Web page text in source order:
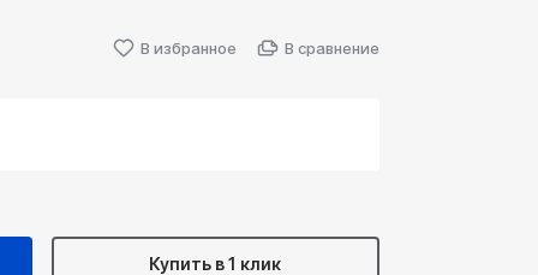
В избранное В сравнение
Купить в 1 клик